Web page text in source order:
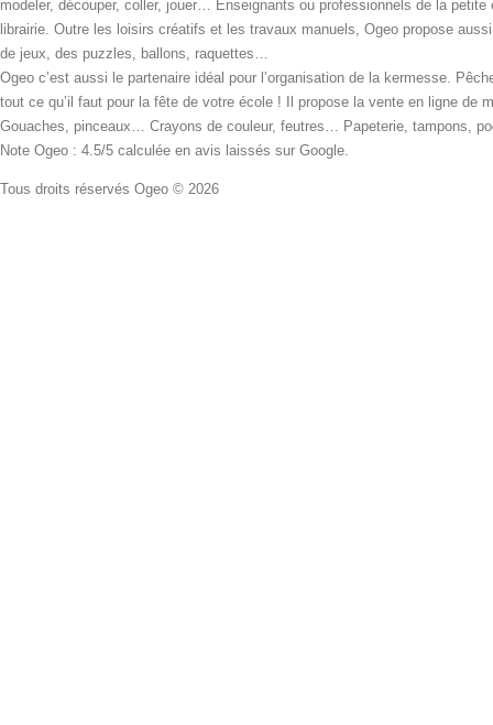
modeler, découper, coller, jouer… Enseignants ou professionnels de la
librairie. Outre les loisirs créatifs et les travaux manuels, Ogeo propose
de jeux, des puzzles, ballons, raquettes…
Ogeo c’est aussi le partenaire idéal pour l’organisation de la kermesse.
tout ce qu’il faut pour la fête de votre école ! Il propose la vente en ligne
Gouaches, pinceaux… Crayons de couleur, feutres… Papeterie, tampons,
Note Ogeo : 4.5/5 calculée en avis laissés sur Google.
Tous droits réservés Ogeo © 2026